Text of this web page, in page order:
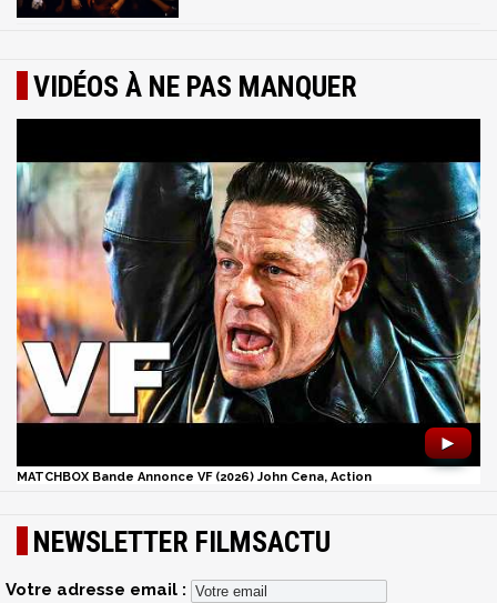
VIDÉOS À NE PAS MANQUER
►
MATCHBOX Bande Annonce VF (2026) John Cena, Action
NEWSLETTER FILMSACTU
Votre adresse email :